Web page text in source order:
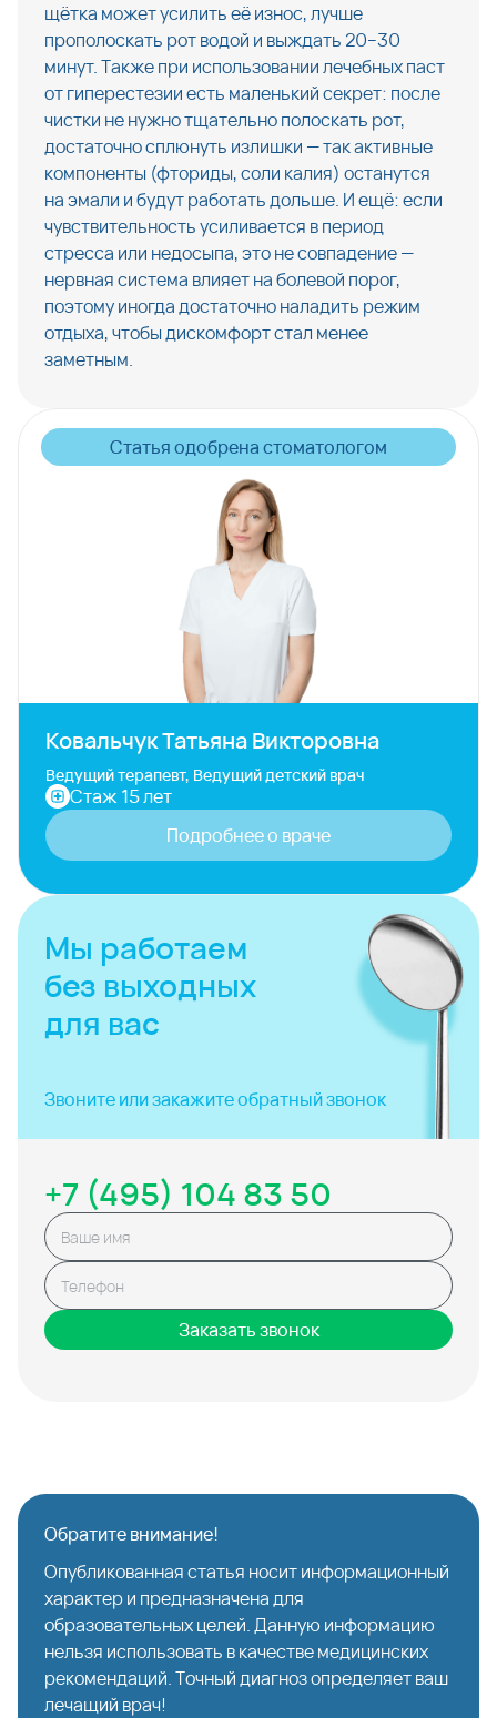
щётка может усилить её износ, лучше
прополоскать рот водой и выждать 20–30
минут. Также при использовании лечебных паст
от гиперестезии есть маленький секрет: после
чистки не нужно тщательно полоскать рот,
достаточно сплюнуть излишки — так активные
компоненты (фториды, соли калия) останутся
на эмали и будут работать дольше. И ещё: если
чувствительность усиливается в период
стресса или недосыпа, это не совпадение —
нервная система влияет на болевой порог,
поэтому иногда достаточно наладить режим
отдыха, чтобы дискомфорт стал менее
заметным.
Статья одобрена стоматологом
Ковальчук Татьяна Викторовна
Ведущий терапевт, Ведущий детский врач
Стаж 15 лет
Подробнее о враче
Мы работаем
без выходных
для вас
Звоните или закажитеобратный звонок
+7 (495) 104 83 50
Заказать звонок
Обратите внимание!
Опубликованная статья носит информационный
характер и предназначена для
образовательных целей. Данную информацию
нельзя использовать в качестве медицинских
рекомендаций. Точный диагноз определяет ваш
лечащий врач!